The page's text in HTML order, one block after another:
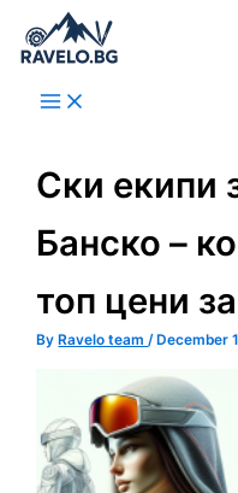
content
Ски екипи
Банско –
топ цени
ByRavelo team/December